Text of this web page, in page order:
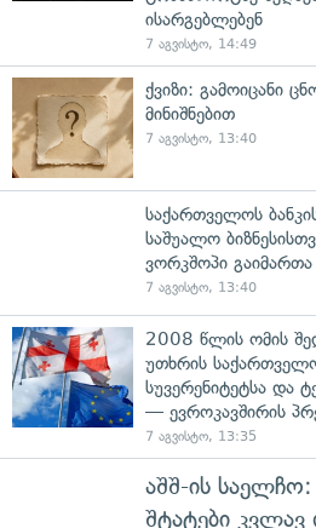
ისარგებლებენ
7 აგვისტო, 14:49
ქვიზი: გამოიცანი
მინიშნებით
7 აგვისტო, 13:40
საქართველოს
საშუალო
ვორკშოპი გაიმართა
7 აგვისტო, 13:40
2008 წლის ომის
უთხრის
სუვერენიტეტსა და
— ევროკავშირის
7 აგვისტო, 13:35
აშშ-ის
შტატები